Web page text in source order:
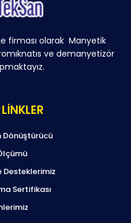
firması olarak Manyetik
ve demanyetizör
Dönüştürücü
Desteklerimiz
Sertifikası